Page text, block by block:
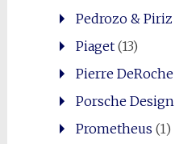
Pedrozo & Piriz
Piaget(13)
Pierre DeRoche
Porsche Design
Prometheus (1)